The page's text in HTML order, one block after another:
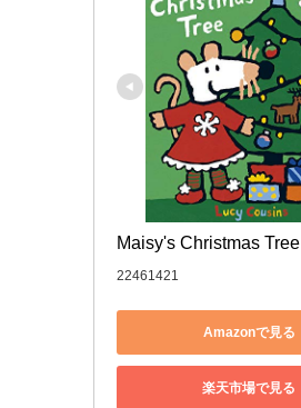
Maisy's Christmas Tree
22461421
Amazonで見る
楽天市場で見る